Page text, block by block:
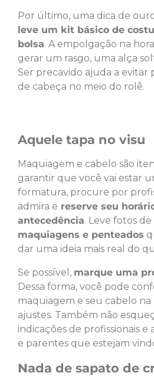
Por último, uma dica de
leve um kit básico de
bolsa. A empolgação na
gerar um rasgo, uma alça
Ser precavido ajuda a evitar
de cabeça no meio do rolê.
Aquele tapa no visu
Maquiagem e cabelo são
garantir que você vai estar
formatura, procure por
admira e reserve seu
antecedência. Leve fotos de
maquiagens e penteados
dar uma ideia mais real do
Se possível, marque uma
Dessa forma, você pode
maquiagem e seu cabelo na
ajustes. Também não
indicações de profissionais e
e parentes que estejam
Nada de sapato de